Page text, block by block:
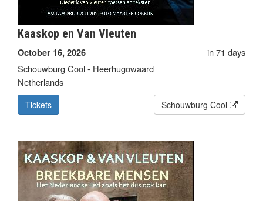
Kaaskop en Van Vleuten
October 16, 2026
in 71 days
Schouwburg Cool - Heerhugowaard
Netherlands
Tickets Schouwburg Cool